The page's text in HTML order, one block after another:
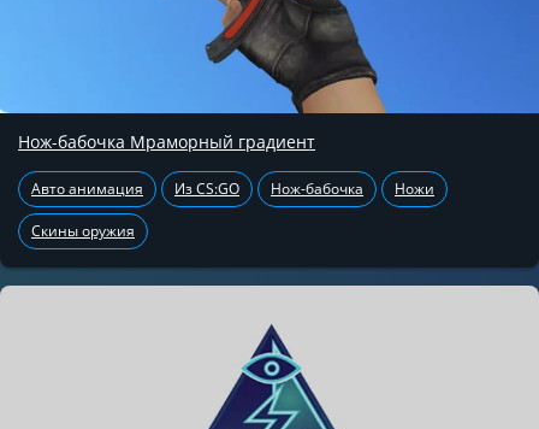
Нож-бабочка Мраморный градиент
Авто анимация Из CS:GO Нож-бабочка Ножи
Скины оружия